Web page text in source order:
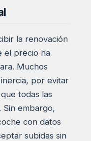
la renovación
el precio ha
Muchos
por evitar
todas las
Sin embargo,
con datos
subidas sin